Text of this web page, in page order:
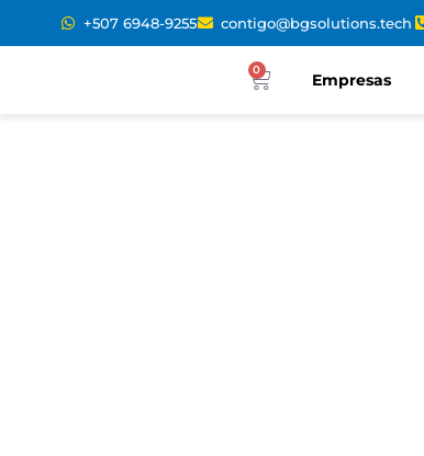
+507 6948-9255 contigo@bgsolutions.tech
0
Empresas